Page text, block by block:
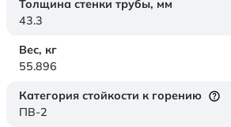
Толщина стенки трубы, мм
43.3
Вес, кг
55.896
Категория стойкости к горению
ПВ-2